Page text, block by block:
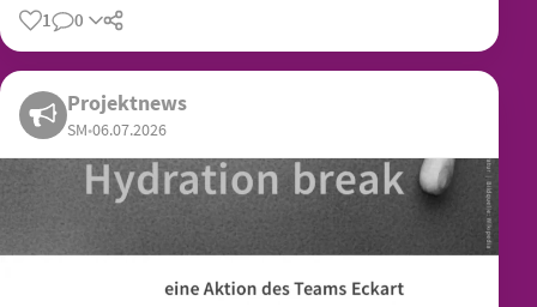
1 0 Teilen
Projektnews
SM•06.07.2026